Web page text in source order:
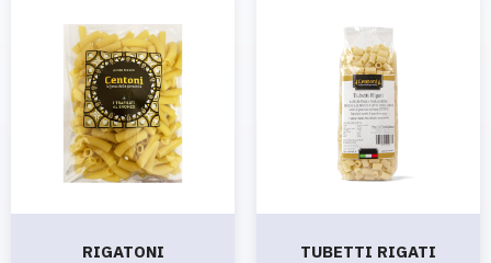
RIGATONI
TUBETTI RIGATI